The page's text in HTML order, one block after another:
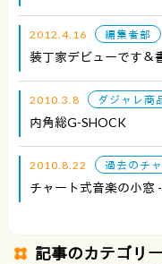
2012.4.16 編集者部
装丁家デビューです＆
2010.3.8 ダジャレ商
内角総G-SHOCK
2010.8.22 過去のチ
チャート式音楽の小窓
記事のカテゴリ